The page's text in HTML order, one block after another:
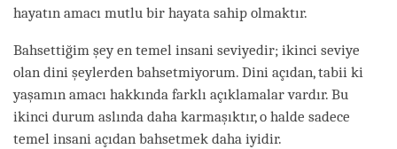
hayatın amacı mutlu bir hayata sahip olmaktır.
Bahsettiğim şey en temel insani seviyedir; ikinci seviye
olan dini şeylerden bahsetmiyorum. Dini açıdan, tabii ki
yaşamın amacı hakkında farklı açıklamalar vardır. Bu
ikinci durum aslında daha karmaşıktır, o halde sadece
temel insani açıdan bahsetmek daha iyidir.